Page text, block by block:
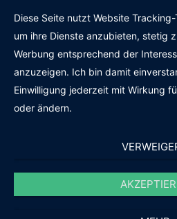
GRATIS WEBSITE-
des19n.at|
Diese Seite nutzt Website
um ihre Dienste anzubieten, stetig
Werbung entsprechend der
anzuzeigen. Ich bin damit
Einwilligung jederzeit mit Wirkung
oder ändern.